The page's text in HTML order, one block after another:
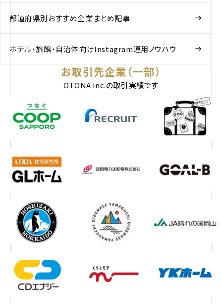
都道府県別おすすめ企業まとめ記事
ホテル・旅館・自治体向けInstagram運用ノウハウ
お取引先企業（一部）
OTONA inc.の取引実績です